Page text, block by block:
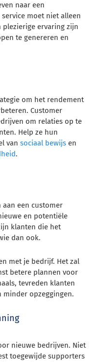
naar een
service moet niet alleen
plezierige ervaring zijn
te genereren en
om het rendement
Customer
om relaties op te
Help ze hun
vansociaal bewijs en
.
aan een customer
en potentiële
klanten die het
dan ook.
met je bedrijf. Het zal
betere plannen voor
tevreden klanten
minder opzeggingen.
nieuwe bedrijven. Niet
toegewijde supporters